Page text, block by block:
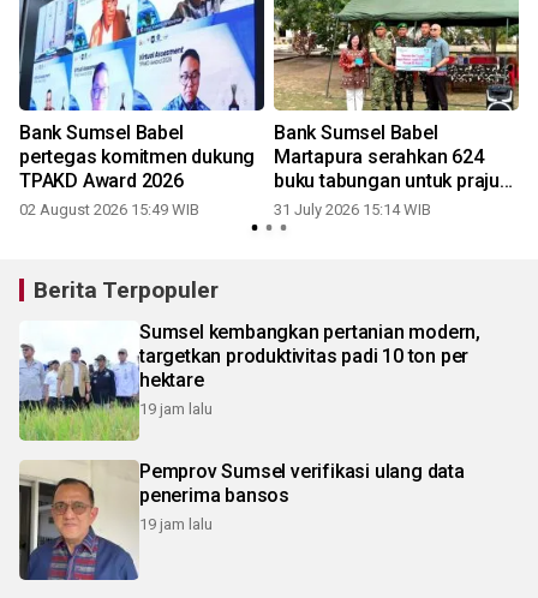
Bank Sumsel Babel
pertegas komitmen dukung
TPAKD Award 2026
02 August 2026 15:49 WIB
Bank Sumsel Babel
Martapura serahkan 624
buku tabungan untuk prajurit
Yonif TP 893/KBK
31 July 2026 15:14 WIB
Berita Terpopuler
Sumsel kembangkan pertanian modern,
targetkan produktivitas padi 10 ton per
hektare
19 jam lalu
Pemprov Sumsel verifikasi ulang data
penerima bansos
19 jam lalu